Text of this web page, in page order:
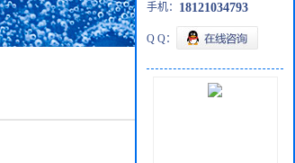
手机： 18121034793
Q Q：